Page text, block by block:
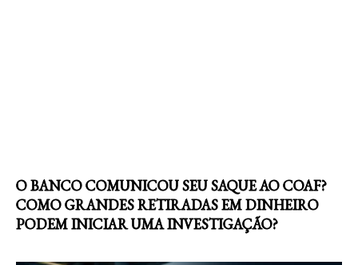
O BANCO COMUNICOU SEU SAQUE AO COAF?
COMO GRANDES RETIRADAS EM DINHEIRO
PODEM INICIAR UMA INVESTIGAÇÃO?